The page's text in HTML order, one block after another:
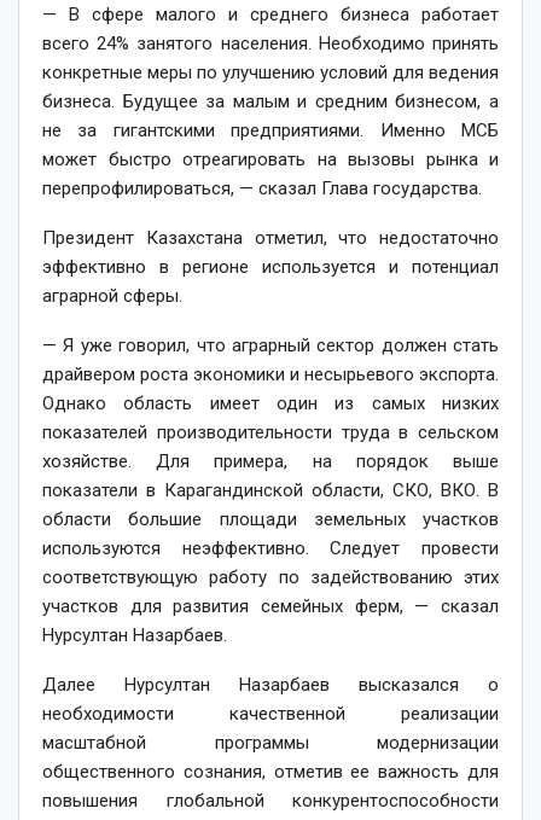
— В сфере малого и среднего бизнеса работает
всего 24% занятого населения. Необходимо принять
конкретные меры по улучшению условий для ведения
бизнеса. Будущее за малым и средним бизнесом, а
не за гигантскими предприятиями. Именно МСБ
может быстро отреагировать на вызовы рынка и
перепрофилироваться, — сказал Глава государства.
Президент Казахстана отметил, что недостаточно
эффективно в регионе используется и потенциал
аграрной сферы.
— Я уже говорил, что аграрный сектор должен стать
драйвером роста экономики и несырьевого экспорта.
Однако область имеет один из самых низких
показателей производительности труда в сельском
хозяйстве. Для примера, на порядок выше
показатели в Карагандинской области, СКО, ВКО. В
области большие площади земельных участков
используются неэффективно. Следует провести
соответствующую работу по задействованию этих
участков для развития семейных ферм, — сказал
Нурсултан Назарбаев.
Далее Нурсултан Назарбаев высказался о
необходимости качественной реализации
масштабной программы модернизации
общественного сознания, отметив ее важность для
повышения глобальной конкурентоспособности